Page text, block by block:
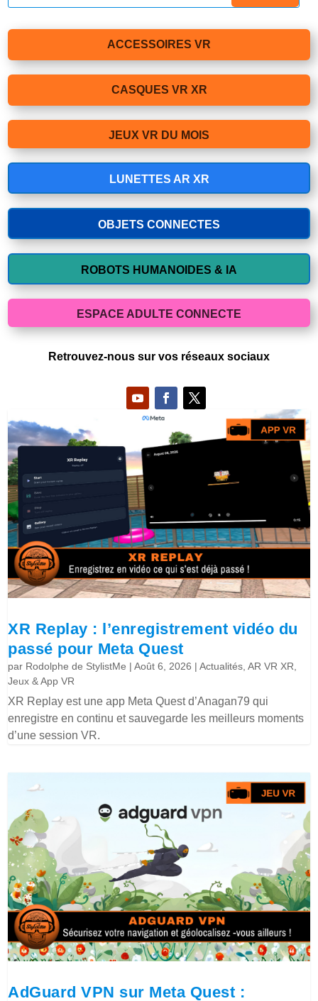
ACCESSOIRES VR
CASQUES VR XR
JEUX VR DU MOIS
LUNETTES AR XR
OBJETS CONNECTES
ROBOTS HUMANOIDES & IA
ESPACE ADULTE CONNECTE
Retrouvez-nous sur vos réseaux sociaux
XR Replay : l’enregistrement vidéo du
passé pour Meta Quest
par Rodolphe de StylistMe |Août 6, 2026 |Actualités ,AR VR XR
Jeux & App VR
XR Replay est une app Meta Quest d’Anagan79 qui
enregistre en continu et sauvegarde les meilleurs moments
d’une session VR.
AdGuard VPN sur Meta Quest :